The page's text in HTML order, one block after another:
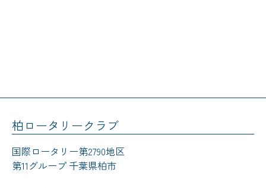
柏ロータリークラブ
国際ロータリー第2790地区
第11グループ 千葉県柏市